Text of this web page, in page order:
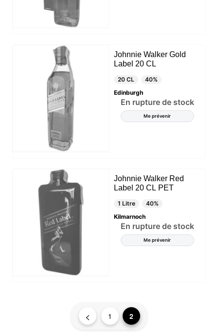
Johnnie Walker Gold
Label 20 CL
20 CL
40%
Edinburgh
En rupture de stock
Me prévenir
Johnnie Walker Red
Label 20 CL PET
1 Litre
40%
Kilmarnoch
En rupture de stock
Me prévenir
< 1 2
Notre site web utilise des cookies capables de lire,
stocker et écrire des informations sur votre